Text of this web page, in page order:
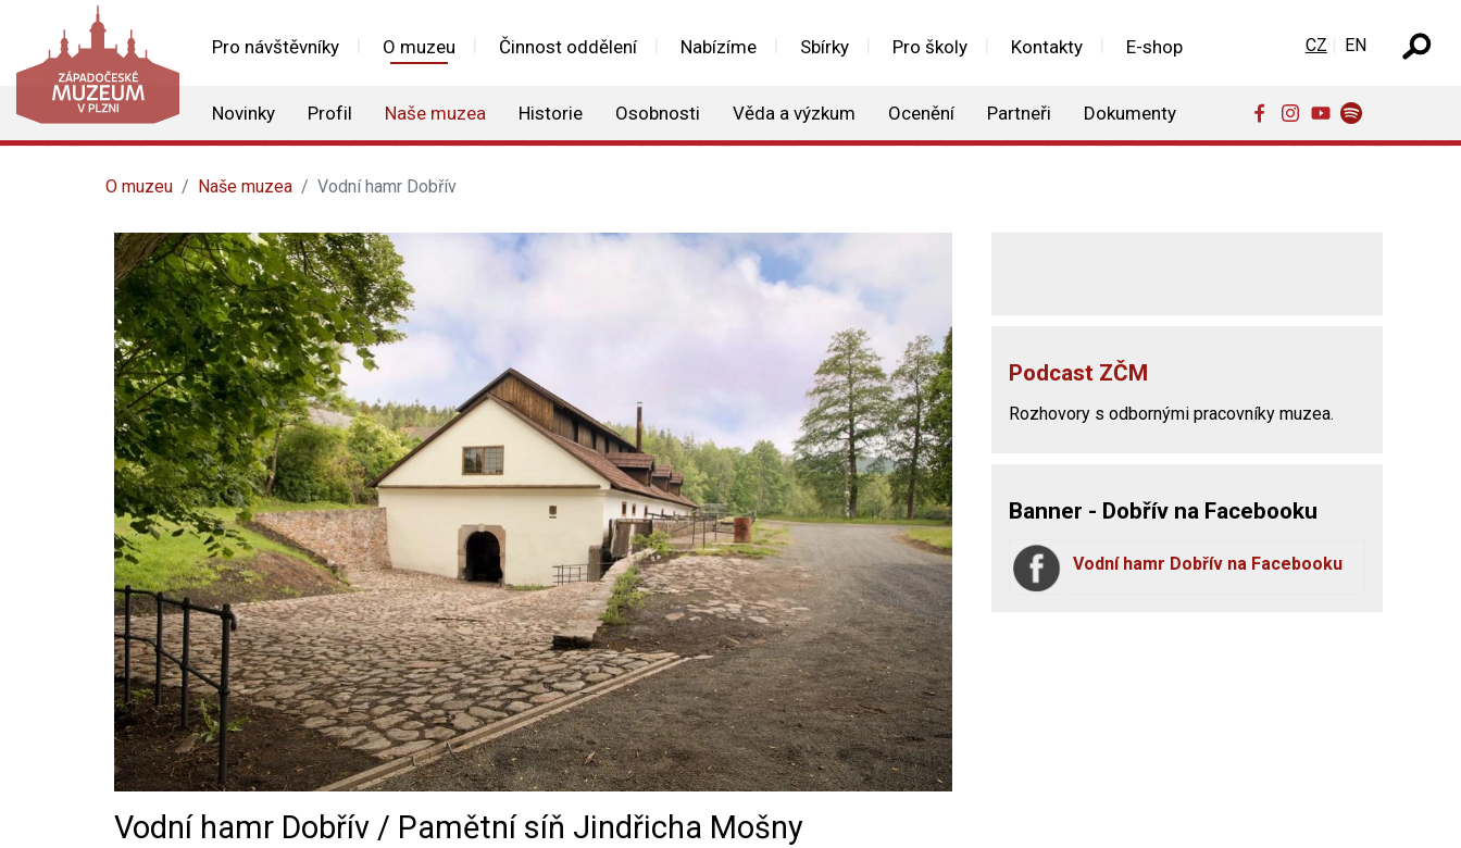
Pro návštěvníky O muzeu Činnost oddělení Nabízíme Sbírky Pro školy Kontakty E-shop
Novinky Profil Naše muzea Historie Osobnosti Věda a výzkum Ocenění Partneři Dokumenty
Zvolte jazyk
CZ EN
O muzeu Naše muzea Vodní hamr Dobřív
Vodní hamr Dobřív / Pamětní síň Jindřicha Mošny
Podcast ZČM
Rozhovory s odbornými pracovníky muzea.
Banner - Dobřív na Facebooku
Vodní hamr Dobřív na Facebooku